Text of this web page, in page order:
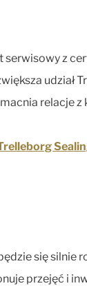
serwisowy z
udział
relacje z
się silnie
przejęć i